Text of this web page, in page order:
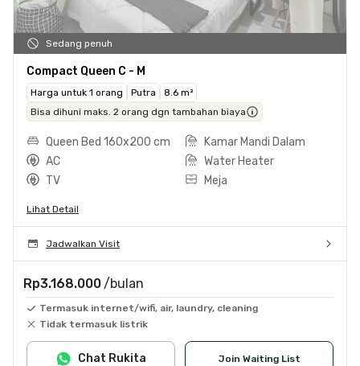
Sedang penuh
Compact Queen C - M
Harga untuk 1 orang Putra
8.6 m²
Bisa dihuni maks. 2 orang dgn tambahan biaya
Queen Bed 160x200 cm
Kamar Mandi Dalam
AC
Water Heater
TV
Meja
Lihat Detail
Jadwalkan Visit
Rp3.168.000 /bulan
Termasuk internet/wifi, air, laundry, cleaning
Tidak termasuk listrik
Join Waiting List
Chat Rukita